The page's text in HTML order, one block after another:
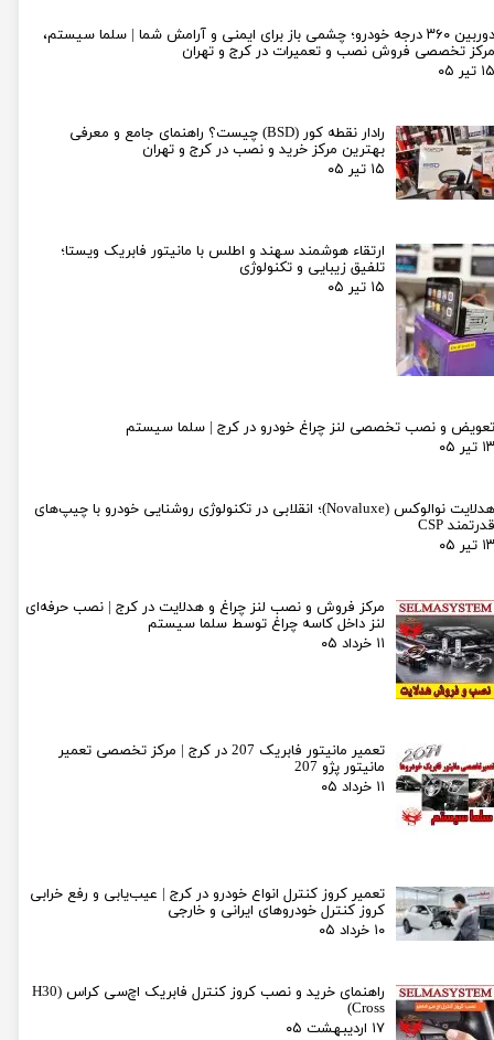
دوربین ۳۶۰ درجه خودرو؛ چشمی باز برای ایمنی و آرامش شما | سلما سیستم،
مرکز تخصصی فروش نصب و تعمیرات در کرج و تهران
۱۵ تیر ۰۵
رادار نقطه کور (BSD) چیست؟ راهنمای جامع و معرفی
بهترین مرکز خرید و نصب در کرج و تهران
۱۵ تیر ۰۵
ارتقاء هوشمند سهند و اطلس با مانیتور فابریک ویستا؛
تلفیق زیبایی و تکنولوژی
۱۵ تیر ۰۵
تعویض و نصب تخصصی لنز چراغ خودرو در کرج | سلما سیستم
۱۳ تیر ۰۵
هدلایت نوالوکس (Novaluxe)؛ انقلابی در تکنولوژی روشنایی خودرو با چیپ‌های
قدرتمند CSP
۱۳ تیر ۰۵
مرکز فروش و نصب لنز چراغ و هدلایت در کرج | نصب حرفه‌ای
لنز داخل کاسه چراغ توسط سلما سیستم
۱۱ خرداد ۰۵
تعمیر مانیتور فابریک 207 در کرج | مرکز تخصصی تعمیر
مانیتور پژو 207
۱۱ خرداد ۰۵
تعمیر کروز کنترل انواع خودرو در کرج | عیب‌یابی و رفع خرابی
کروز کنترل خودروهای ایرانی و خارجی
۱۰ خرداد ۰۵
راهنمای خرید و نصب کروز کنترل فابریک اچ‌سی کراس (H30
Cross)
۱۷ اردیبهشت ۰۵